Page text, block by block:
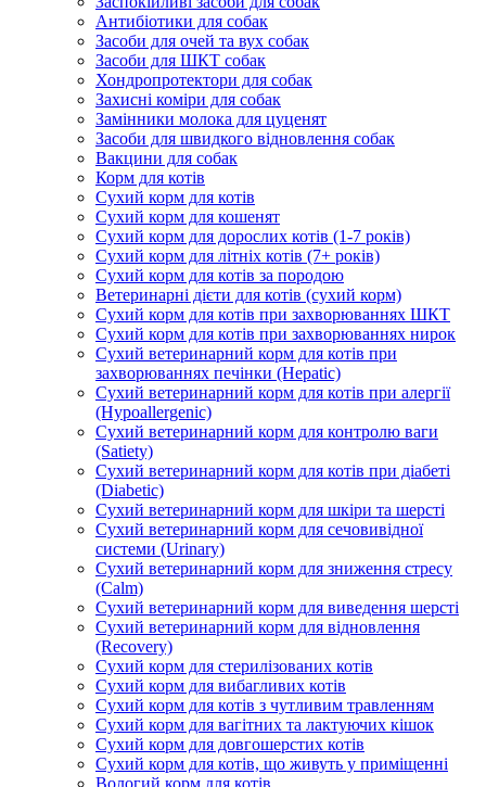
Антибіотики для собак
Засоби для очей та вух собак
Засоби для ШКТ собак
Хондропротектори для собак
Захисні коміри для собак
Замінники молока для цуценят
Засоби для швидкого відновлення собак
Вакцини для собак
Корм для котів
Сухий корм для котів
Сухий корм для кошенят
Сухий корм для дорослих котів (1-7 років)
Сухий корм для літніх котів (7+ років)
Сухий корм для котів за породою
Ветеринарні дієти для котів (сухий корм)
Сухий корм для котів при захворюваннях ШКТ
Сухий корм для котів при захворюваннях нирок
Сухий ветеринарний корм для котів при
захворюваннях печінки (Hepatic)
Сухий ветеринарний корм для котів при алергії
(Hypoallergenic)
Сухий ветеринарний корм для контролю ваги
(Satiety)
Сухий ветеринарний корм для котів при діабеті
(Diabetic)
Сухий ветеринарний корм для шкіри та шерсті
Сухий ветеринарний корм для сечовивідної
системи (Urinary)
Сухий ветеринарний корм для зниження стресу
(Calm)
Сухий ветеринарний корм для виведення шерсті
Сухий ветеринарний корм для відновлення
(Recovery)
Сухий корм для стерилізованих котів
Сухий корм для вибагливих котів
Сухий корм для котів з чутливим травленням
Сухий корм для вагітних та лактуючих кішок
Сухий корм для довгошерстих котів
Сухий корм для котів, що живуть у приміщенні
Вологий корм для котів